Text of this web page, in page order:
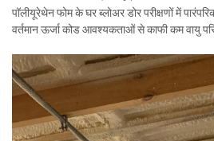
पॉलीयूरेथेन फोम के घर ब्लोअर डोर परीक्षणों में
वर्तमान ऊर्जा कोड आवश्यकताओं से काफी कम वायु